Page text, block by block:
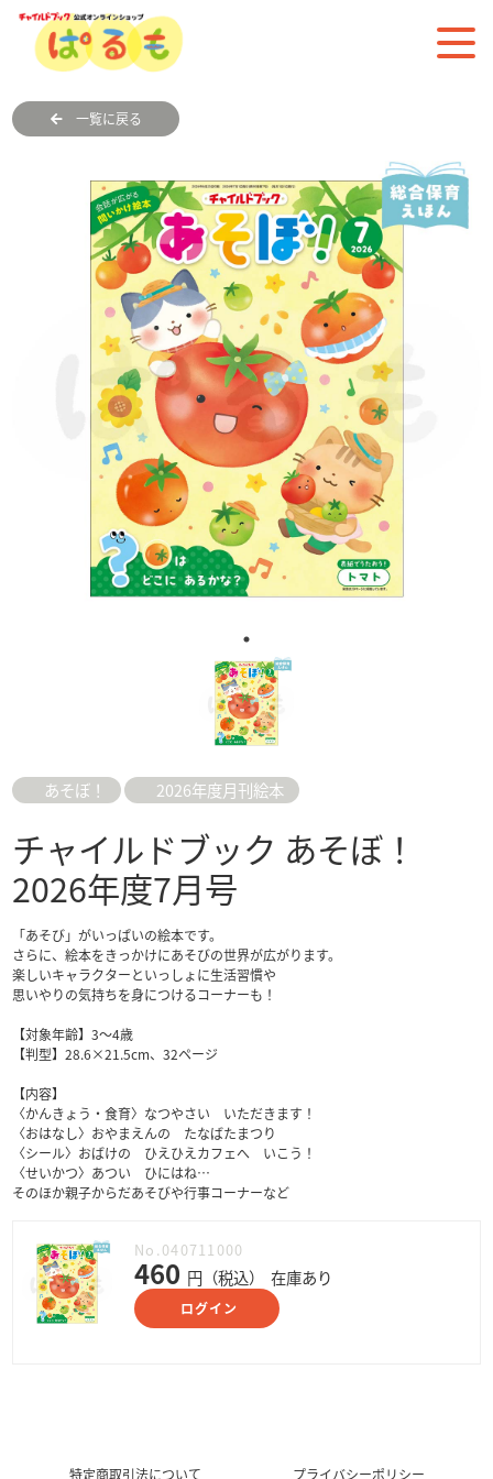
一覧に戻る
あそぼ！ 2026年度月刊絵本
チャイルドブック あそぼ！
2026年度7月号
「あそび」がいっぱいの絵本です。
さらに、絵本をきっかけにあそびの世界が広がります。
楽しいキャラクターといっしょに生活習慣や
思いやりの気持ちを身につけるコーナーも！
【対象年齢】3～4歳
【判型】28.6×21.5cm、32ページ
【内容】
〈かんきょう・食育〉なつやさい いただきます！
〈おはなし〉おやまえんの たなばたまつり
〈シール〉おばけの ひえひえカフェへ いこう！
〈せいかつ〉あつい ひにはね…
そのほか親子からだあそびや行事コーナーなど
No.040711000
460 円（税込） 在庫あり
ログイン
特定商取引法について プライバシーポリシー